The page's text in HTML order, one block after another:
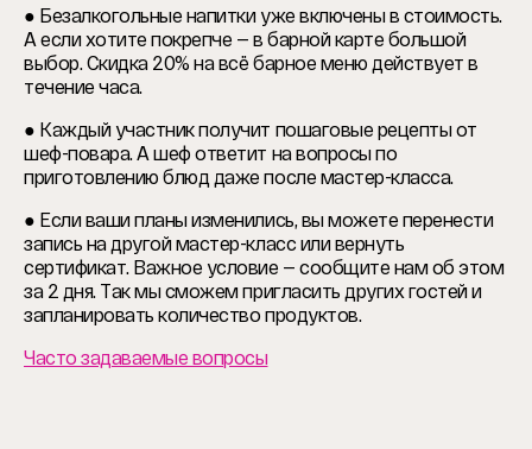
● Безалкогольные напитки уже включены в стоимость.
А если хотите покрепче — в барной карте большой
выбор. Скидка 20% на всё барное меню действует в
течение часа.
● Каждый участник получит пошаговые рецепты от
шеф-повара. А шеф ответит на вопросы по
приготовлению блюд даже после мастер-класса.
● Если ваши планы изменились, вы можете перенести
запись на другой мастер-класс или вернуть
сертификат. Важное условие — сообщите нам об этом
за 2 дня. Так мы сможем пригласить других гостей и
запланировать количество продуктов.
Часто задаваемые вопросы